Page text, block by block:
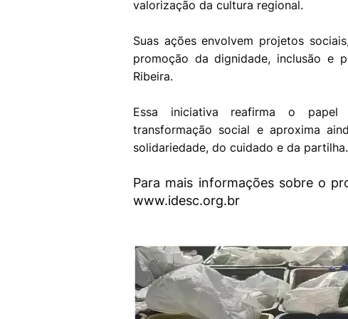
valorização da cultura regional.
Suas ações envolvem projetos
promoção da dignidade, inclusão e
Ribeira.
Essa iniciativa reafirma o papel
transformação social e aproxima
solidariedade, do cuidado e da partilha.
Para mais informações sobre o
www.idesc.org.br